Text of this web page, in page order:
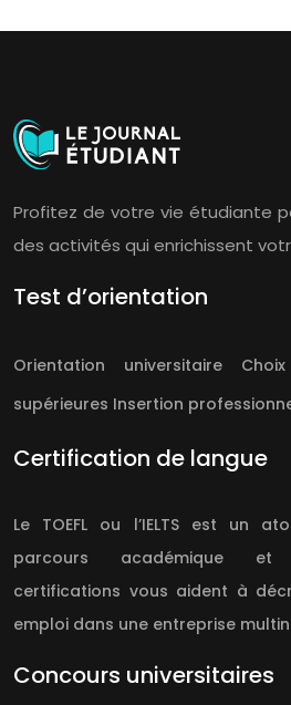
Profitez de votre vie étudiante
des activités qui enrichissent
Test d’orientation
Orientation universitaire
supérieures Insertion
Certification de langue
Le TOEFL ou l’IELTS est un
parcours académique et
certifications vous aident à
emploi dans une entreprise
Concours universitaires